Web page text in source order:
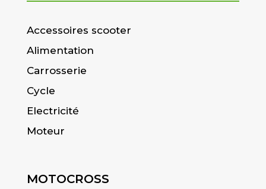
Accessoires scooter
Alimentation
Carrosserie
Cycle
Electricité
Moteur
MOTOCROSS